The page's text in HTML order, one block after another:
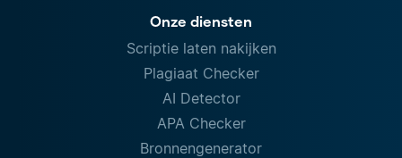
Onze diensten
Scriptie laten nakijken
Plagiaat Checker
AI Detector
APA Checker
Bronnengenerator